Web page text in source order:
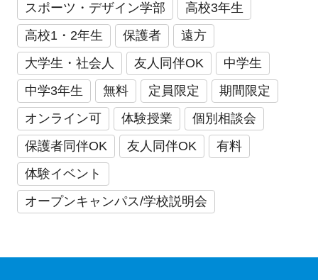
スポーツ・デザイン学部
高校3年生
高校1・2年生
保護者
遠方
大学生・社会人
友人同伴OK
中学生
中学3年生
無料 定員限定
期間限定
オンライン可
体験授業
個別相談会
保護者同伴OK
友人同伴OK
有料
体験イベント
オープンキャンパス/学校説明会